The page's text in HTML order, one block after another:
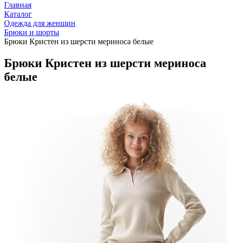
Главная
Каталог
Одежда для женщин
Брюки и шорты
Брюки Кристен из шерсти мериноса белые
Брюки Кристен из шерсти мериноса
белые